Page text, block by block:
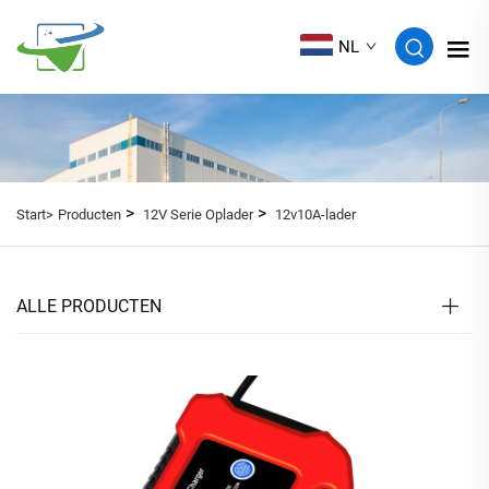
NL
Start> Producten > 12V Serie Oplader> 12v10A-lader
ALLE PRODUCTEN